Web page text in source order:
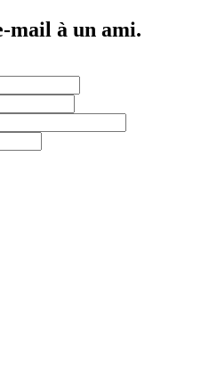
mail à un ami.